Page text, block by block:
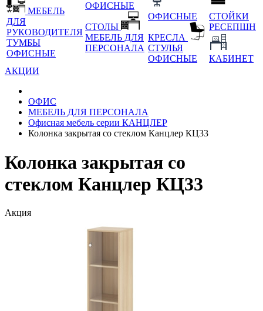
МЕБЕЛЬ
ДЛЯ
РУКОВОДИТЕЛЯ
ТУМБЫ
ОФИСНЫЕ
ОФИСНЫЕ
СТОЛЫ
МЕБЕЛЬ ДЛЯ
ПЕРСОНАЛА
ОФИСНЫЕ
КРЕСЛА
СТУЛЬЯ
ОФИСНЫЕ
СТОЙКИ
РЕСЕПШН
КАБИНЕТ
АКЦИИ
ОФИС
МЕБЕЛЬ ДЛЯ ПЕРСОНАЛА
Офисная мебель серии КАНЦЛЕР
Колонка закрытая со стеклом Канцлер КЦ33
Колонка закрытая со
стеклом Канцлер КЦ33
Акция